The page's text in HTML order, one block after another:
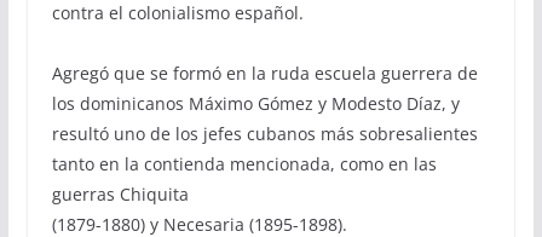
contra el colonialismo español.
Agregó que se formó en la ruda escuela guerrera de
los dominicanos Máximo Gómez y Modesto Díaz, y
resultó uno de los jefes cubanos más sobresalientes
tanto en la contienda mencionada, como en las
guerras Chiquita
(1879-1880) y Necesaria (1895-1898).